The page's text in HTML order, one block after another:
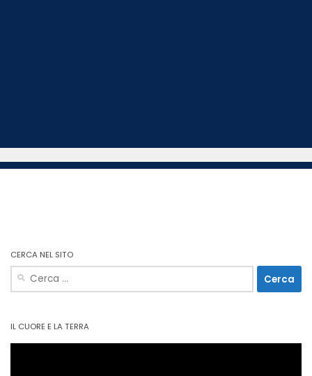
CERCA NEL SITO
Ricerca
per:
IL CUORE E LA TERRA